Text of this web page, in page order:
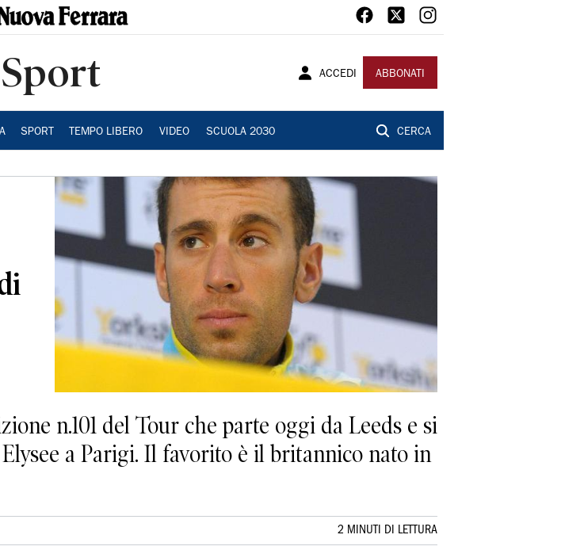
Sport ACCEDI ABBONATI
SPORT TEMPO LIBERO VIDEO SCUOLA 2030 CERCA
n.101 del Tour che parte oggi da Leeds e si
a Parigi. Il favorito è il britannico nato in
2 MINUTI DI LETTURA